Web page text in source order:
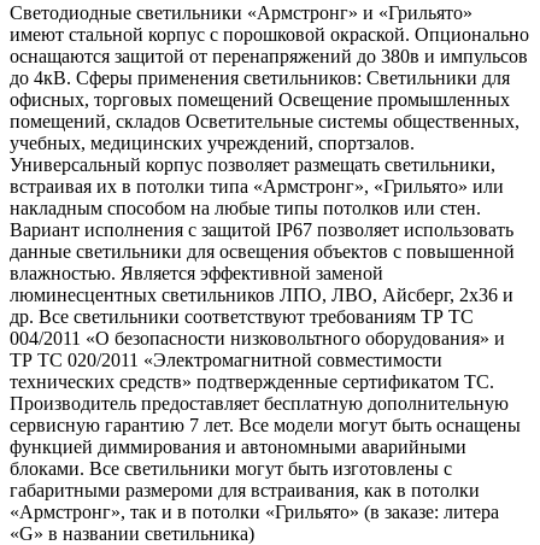
Светодиодные светильники «Армстронг» и «Грильято»
имеют стальной корпус с порошковой окраской. Опционально
оснащаются защитой от перенапряжений до 380в и импульсов
до 4кВ. Сферы применения светильников: Светильники для
офисных, торговых помещений Освещение промышленных
помещений, складов Осветительные системы общественных,
учебных, медицинских учреждений, спортзалов.
Универсальный корпус позволяет размещать светильники,
встраивая их в потолки типа «Армстронг», «Грильято» или
накладным способом на любые типы потолков или стен.
Вариант исполнения с защитой IP67 позволяет использовать
данные светильники для освещения объектов с повышенной
влажностью. Является эффективной заменой
люминесцентных светильников ЛПО, ЛВО, Айсберг, 2х36 и
др. Все светильники соответствуют требованиям ТР ТС
004/2011 «О безопасности низковольтного оборудования» и
ТР ТС 020/2011 «Электромагнитной совместимости
технических средств» подтвержденные сертификатом ТС.
Производитель предоставляет бесплатную дополнительную
сервисную гарантию 7 лет. Все модели могут быть оснащены
функцией диммирования и автономными аварийными
блоками. Все светильники могут быть изготовлены с
габаритными размероми для встраивания, как в потолки
«Армстронг», так и в потолки «Грильято» (в заказе: литера
«G» в названии светильника)